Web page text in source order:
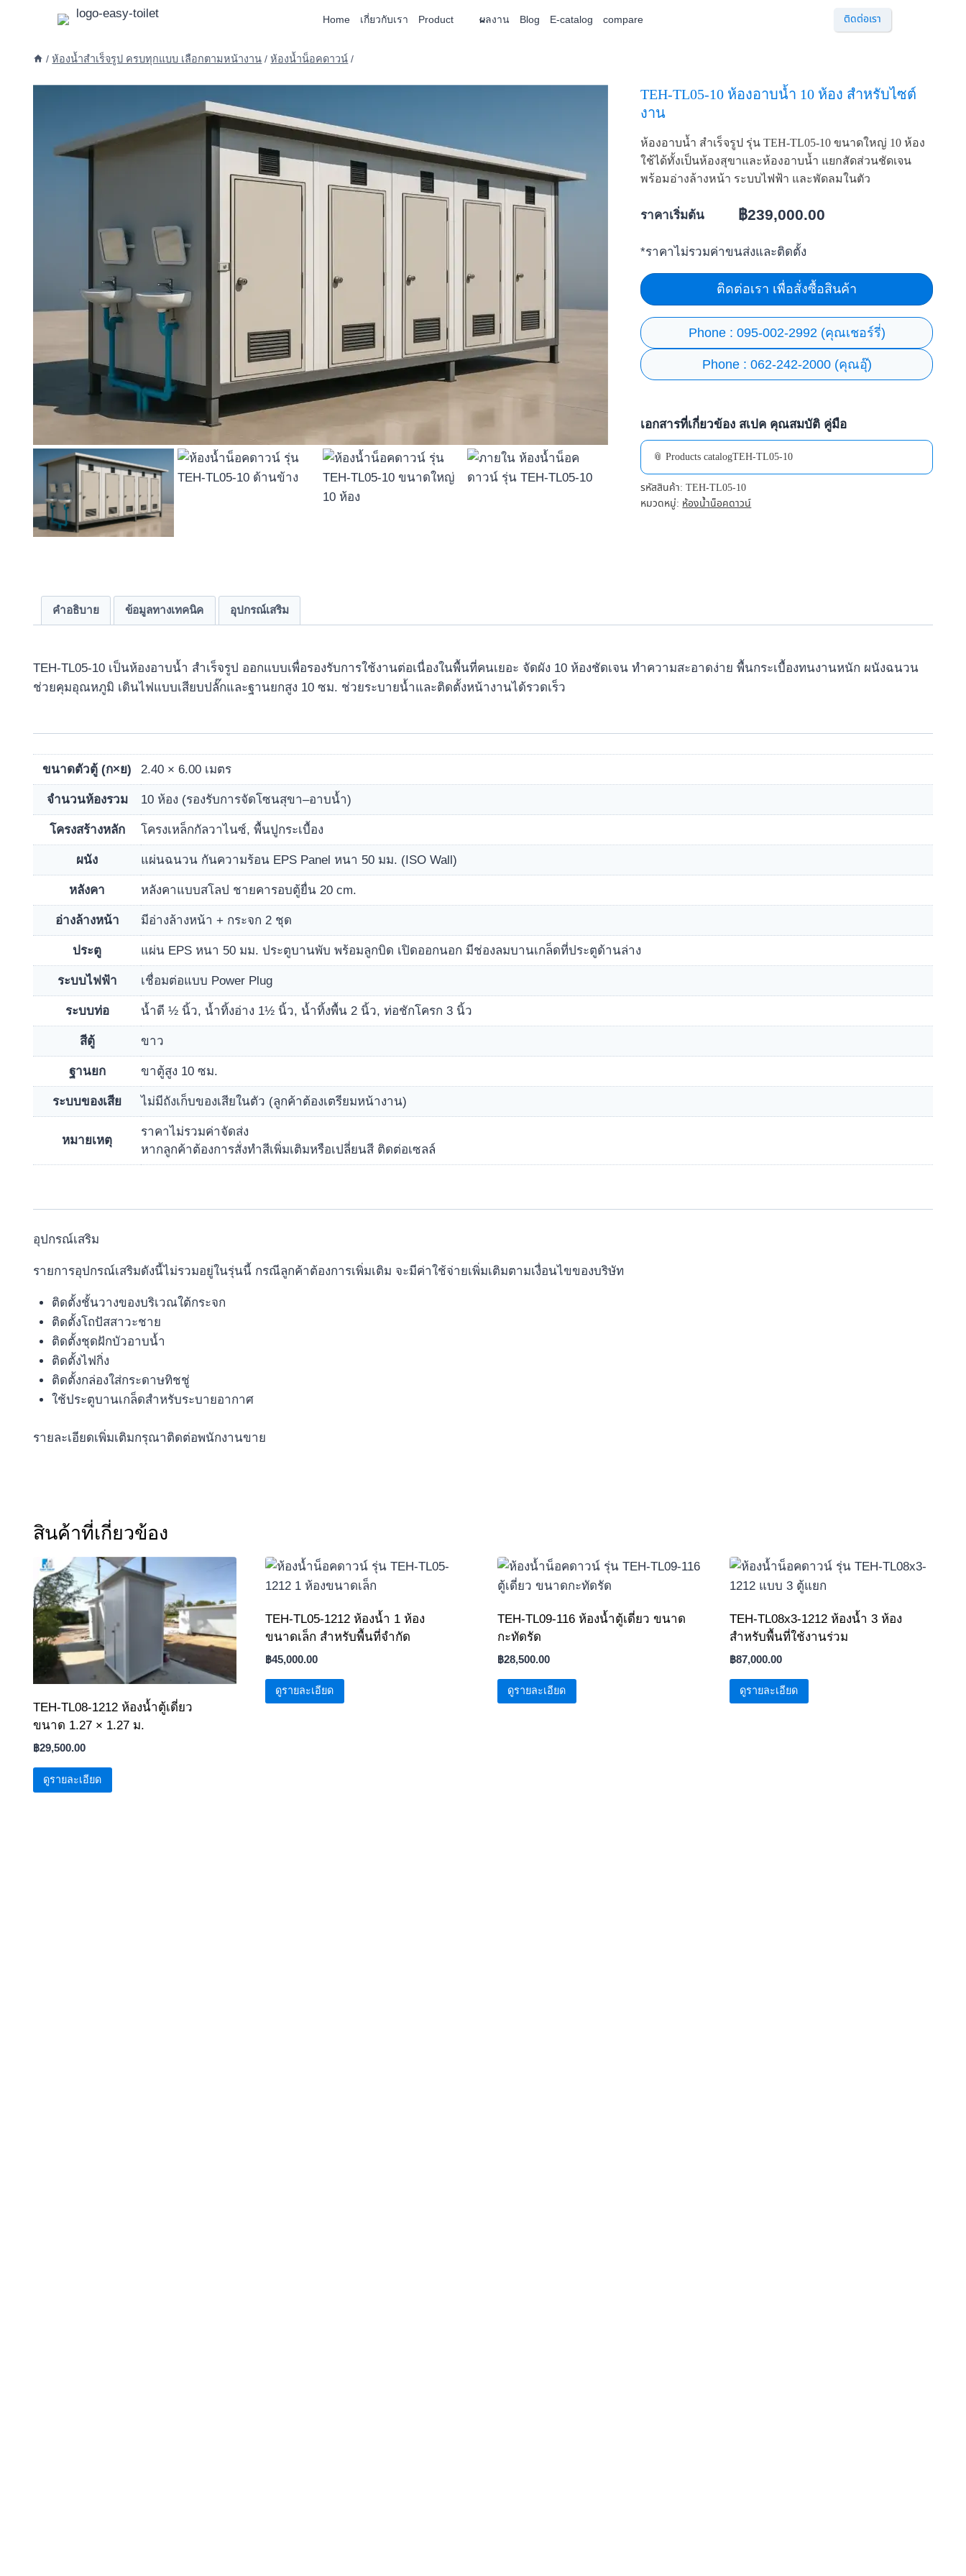
Home เกี่ยวกับเรา Product ผลงาน Blog E-catalog compare ติดต่อเรา
/ ห้องน้ำสำเร็จรูป ครบทุกแบบ เลือกตามหน้างาน / ห้องน้ำน็อคดาวน์ /
TEH-TL05-10 ห้องอาบน้ำ 10 ห้อง สำหรับไซต์
งาน
ห้องอาบน้ำ สำเร็จรูป รุ่น TEH-TL05-10 ขนาดใหญ่ 10 ห้อง
ใช้ได้ทั้งเป็นห้องสุขาและห้องอาบน้ำ แยกสัดส่วนชัดเจน
พร้อมอ่างล้างหน้า ระบบไฟฟ้า และพัดลมในตัว
ราคาเริ่มต้น ฿239,000.00
*ราคาไม่รวมค่าขนส่งและติดตั้ง
ติดต่อเรา เพื่อสั่งซื้อสินค้า
Phone : 095-002-2992 (คุณเชอร์รี่)
Phone : 062-242-2000 (คุณอุ๊)
เอกสารที่เกี่ยวข้อง สเปค คุณสมบัติ คู่มือ
📎 Products catalogTEH-TL05-10
รหัสสินค้า:TEH-TL05-10
หมวดหมู่:ห้องน้ำน็อคดาวน์
คำอธิบาย ข้อมูลทางเทคนิค อุปกรณ์เสริม
TEH-TL05-10 เป็นห้องอาบน้ำ สำเร็จรูป ออกแบบเพื่อรองรับการใช้งานต่อเนื่องในพื้นที่คนเยอะ จัดผัง 10 ห้องชัดเจน ทำความสะอาดง่าย พื้นกระเบื้องทนงานหนัก ผนังฉนวน
ช่วยคุมอุณหภูมิ เดินไฟแบบเสียบปลั๊กและฐานยกสูง 10 ซม. ช่วยระบายน้ำและติดตั้งหน้างานได้รวดเร็ว
ขนาดตัวตู้ (ก×ย) 2.40 × 6.00 เมตร
จำนวนห้องรวม 10 ห้อง (รองรับการจัดโซนสุขา–อาบน้ำ)
โครงสร้างหลัก โครงเหล็กกัลวาไนซ์, พื้นปูกระเบื้อง
ผนัง แผ่นฉนวน กันความร้อน EPS Panel หนา 50 มม. (ISO Wall)
หลังคา หลังคาแบบสโลป ชายคารอบตู้ยื่น 20 cm.
อ่างล้างหน้า มีอ่างล้างหน้า + กระจก 2 ชุด
ประตู แผ่น EPS หนา 50 มม. ประตูบานพับ พร้อมลูกบิด เปิดออกนอก มีช่องลมบานเกล็ดที่ประตูด้านล่าง
ระบบไฟฟ้า เชื่อมต่อแบบ Power Plug
ระบบท่อ น้ำดี ½ นิ้ว, น้ำทิ้งอ่าง 1½ นิ้ว, น้ำทิ้งพื้น 2 นิ้ว, ท่อชักโครก 3 นิ้ว
สีตู้ ขาว
ฐานยก ขาตู้สูง 10 ซม.
ระบบของเสีย ไม่มีถังเก็บของเสียในตัว (ลูกค้าต้องเตรียมหน้างาน)
หมายเหตุ
ราคาไม่รวมค่าจัดส่ง
หากลูกค้าต้องการสั่งทำสีเพิ่มเติมหรือเปลี่ยนสี ติดต่อเซลล์
อุปกรณ์เสริม
รายการอุปกรณ์เสริมดังนี้ไม่รวมอยู่ในรุ่นนี้ กรณีลูกค้าต้องการเพิ่มเติม จะมีค่าใช้จ่ายเพิ่มเติมตามเงื่อนไขของบริษัท
ติดตั้งชั้นวางของบริเวณใต้กระจก
ติดตั้งโถปัสสาวะชาย
ติดตั้งชุดฝักบัวอาบน้ำ
ติดตั้งไฟกิ่ง
ติดตั้งกล่องใส่กระดาษทิชชู่
ใช้ประตูบานเกล็ดสำหรับระบายอากาศ
รายละเอียดเพิ่มเติมกรุณาติดต่อพนักงานขาย
สินค้าที่เกี่ยวข้อง
TEH-TL08-1212 ห้องน้ำตู้เดี่ยว
ขนาด 1.27 × 1.27 ม.
฿29,500.00
ดูรายละเอียด
TEH-TL05-1212 ห้องน้ำ 1 ห้อง
ขนาดเล็ก สำหรับพื้นที่จำกัด
฿45,000.00
ดูรายละเอียด
TEH-TL09-116 ห้องน้ำตู้เดี่ยว ขนาด
กะทัดรัด
฿28,500.00
ดูรายละเอียด
TEH-TL08x3-1212 ห้องน้ำ 3 ห้อง
สำหรับพื้นที่ใช้งานร่วม
฿87,000.00
ดูรายละเอียด